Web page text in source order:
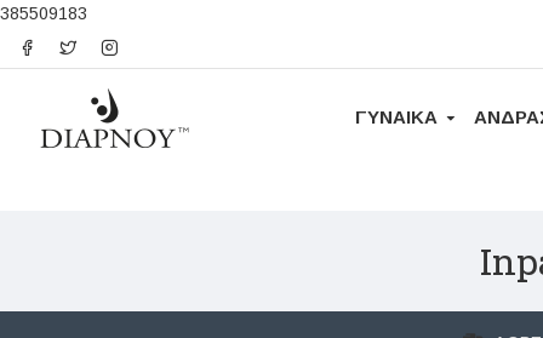
385509183
ΓΥΝΑΙΚΑ